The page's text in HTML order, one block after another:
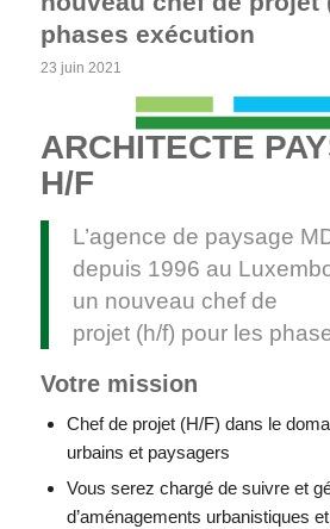
phases exécution
23 juin 2021
ARCHITECTE
H/F
L’agence de paysage
depuis 1996 au
un nouveau chef de
projet (h/f) pour les
Votre mission
Chef de projet (H/F) dans le
urbains et paysagers
Vous serez chargé de suivre et
d’aménagements urbanistiques